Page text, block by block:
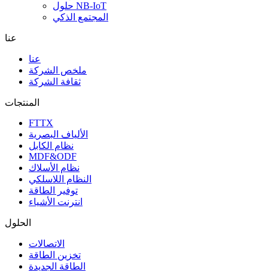
حلول NB-IoT
المجتمع الذكي
عنا
عنا
ملخص الشركة
ثقافة الشركة
المنتجات
FTTX
الألياف البصرية
نظام الكابل
MDF&ODF
نظام الأسلاك
النظام اللاسلكي
توفير الطاقة
انترنت الأشياء
الحلول
الاتصالات
تخزين الطاقة
الطاقة الجديدة